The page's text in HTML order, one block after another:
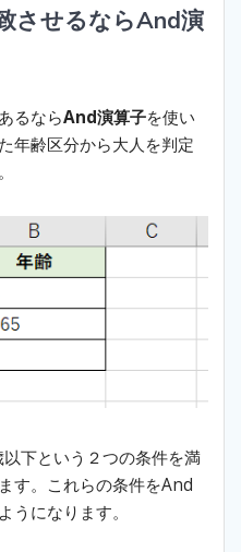
させるならAnd演
るならAnd演算子を使い
年齢区分から大人を判定
下という２つの条件を満
す。これらの条件をAnd
うになります。